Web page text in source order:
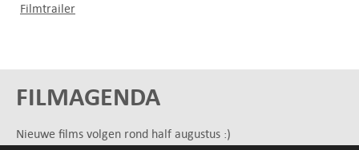
Filmtrailer
FILMAGENDA
Nieuwe films volgen rond half augustus :)